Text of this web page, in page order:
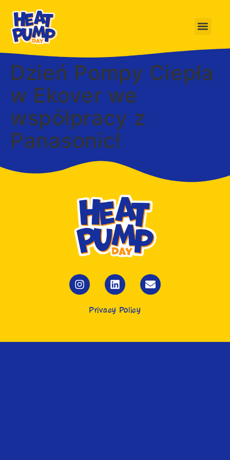
Dzień Pompy Ciepła
w Ekover we
współpracy z
Panasonic!
Privacy Policy